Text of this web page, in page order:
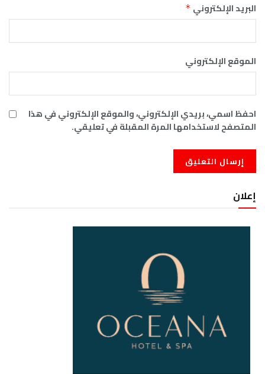
البريد الإلكتروني *
الموقع الإلكتروني
احفظ اسمي، بريدي الإلكتروني، والموقع الإلكتروني في هذا
المتصفح لاستخدامها المرة المقبلة في تعليقي.
إعلان